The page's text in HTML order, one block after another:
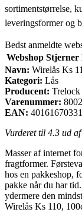
sortimentstørrelse,
leveringsformer og
Bedst anmeldte
Webshop Stjerner
Navn: Wirelås Ks
Kategori: Lås
Producent: Trelock
Varenummer:
EAN:
Vurderet til 4.3 ud
Masser af internet
fragtformer.
hos en pakkeshop,
pakke når du har
ydermere den
Wirelås Ks 110,